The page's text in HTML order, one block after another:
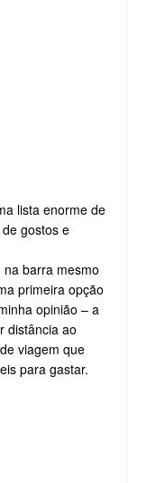
lista enorme de
gostos e
barra mesmo
primeira opção
opinião – a
distância ao
viagem que
para gastar.